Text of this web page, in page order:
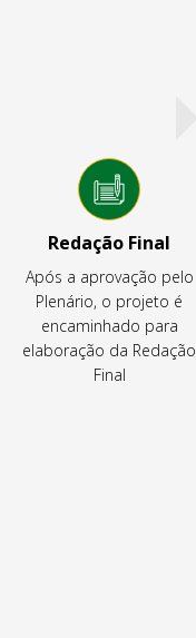
Redação Final
Após a aprovação pelo
Plenário, o projeto é
encaminhado para
elaboração da Redação
Final